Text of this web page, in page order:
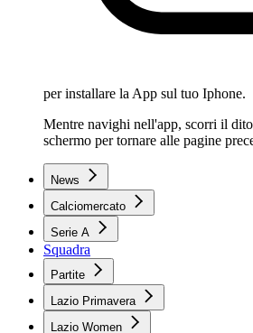
per installare la App sul tuo Iphone.
Mentre navighi nell'app, scorri il
schermo per tornare alle pagine
News
Calciomercato
Serie A
Squadra
Partite
Lazio Primavera
Lazio Women